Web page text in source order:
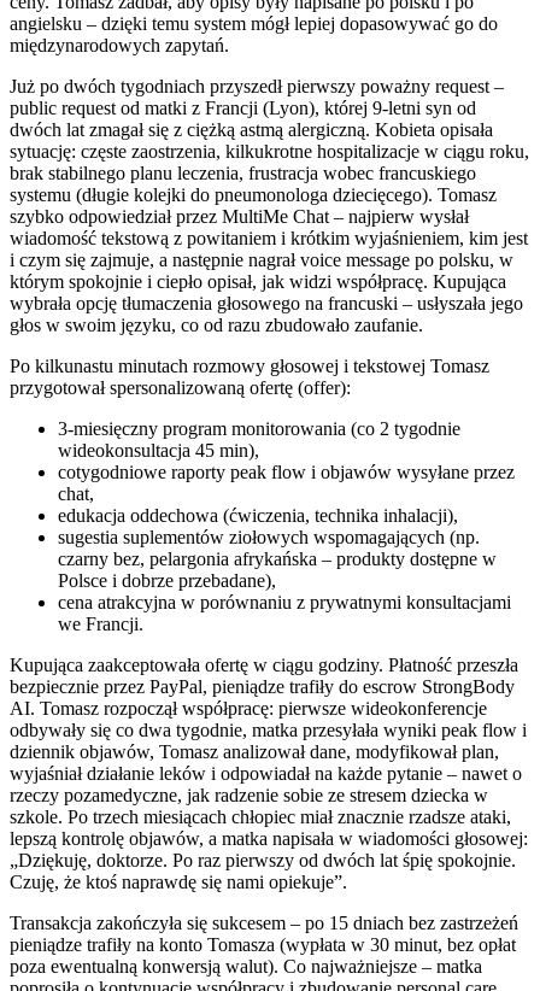
angielsku – dzięki temu system mógł lepiej dopasowywać go do
międzynarodowych zapytań.
Już po dwóch tygodniach przyszedł pierwszy poważny request –
public request od matki z Francji (Lyon), której 9-letni syn od
dwóch lat zmagał się z ciężką astmą alergiczną. Kobieta opisała
sytuację: częste zaostrzenia, kilkukrotne hospitalizacje w ciągu roku,
brak stabilnego planu leczenia, frustracja wobec francuskiego
systemu (długie kolejki do pneumonologa dziecięcego). Tomasz
szybko odpowiedział przez MultiMe Chat – najpierw wysłał
wiadomość tekstową z powitaniem i krótkim wyjaśnieniem, kim jest
i czym się zajmuje, a następnie nagrał voice message po polsku, w
którym spokojnie i ciepło opisał, jak widzi współpracę. Kupująca
wybrała opcję tłumaczenia głosowego na francuski – usłyszała jego
głos w swoim języku, co od razu zbudowało zaufanie.
Po kilkunastu minutach rozmowy głosowej i tekstowej Tomasz
przygotował spersonalizowaną ofertę (offer):
3-miesięczny program monitorowania (co 2 tygodnie
wideokonsultacja 45 min),
cotygodniowe raporty peak flow i objawów wysyłane przez
chat,
edukacja oddechowa (ćwiczenia, technika inhalacji),
sugestia suplementów ziołowych wspomagających (np.
czarny bez, pelargonia afrykańska – produkty dostępne w
Polsce i dobrze przebadane),
cena atrakcyjna w porównaniu z prywatnymi konsultacjami
we Francji.
Kupująca zaakceptowała ofertę w ciągu godziny. Płatność przeszła
bezpiecznie przez PayPal, pieniądze trafiły do escrow StrongBody
AI. Tomasz rozpoczął współpracę: pierwsze wideokonferencje
odbywały się co dwa tygodnie, matka przesyłała wyniki peak flow i
dziennik objawów, Tomasz analizował dane, modyfikował plan,
wyjaśniał działanie leków i odpowiadał na każde pytanie – nawet o
rzeczy pozamedyczne, jak radzenie sobie ze stresem dziecka w
szkole. Po trzech miesiącach chłopiec miał znacznie rzadsze ataki,
lepszą kontrolę objawów, a matka napisała w wiadomości głosowej:
„Dziękuję, doktorze. Po raz pierwszy od dwóch lat śpię spokojnie.
Czuję, że ktoś naprawdę się nami opiekuje”.
Transakcja zakończyła się sukcesem – po 15 dniach bez zastrzeżeń
pieniądze trafiły na konto Tomasza (wypłata w 30 minut, bez opłat
poza ewentualną konwersją walut). Co najważniejsze – matka